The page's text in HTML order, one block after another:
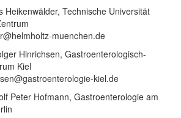
Heikenwälder, Technische Universität
muenchen.de
Hinrichsen, Gastroenterologisch-
Kiel
kiel.de
Peter Hofmann, Gastroenterologie am